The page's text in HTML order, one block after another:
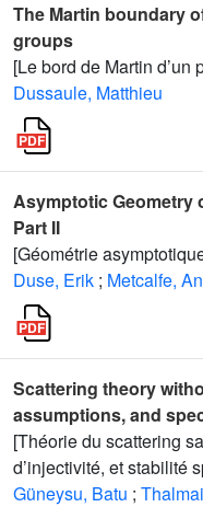
The Martin boundary
groups
[Le bord de Martin
Dussaule, Matthieu
Asymptotic Geometry
Part II
[Géométrie
Duse, Erik ; Metcalfe,
Scattering theory
assumptions, and
[Théorie du scattering
d’injectivité, et stabilité
Güneysu, Batu ;